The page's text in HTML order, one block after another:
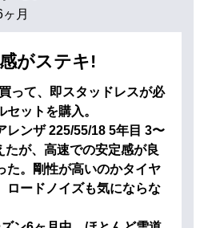
ヶ月
がステキ!
って、即スタッドレスが必
ットを購入。
レンザ 225/55/18 5年目 3〜
たが、高速での安定感が良
た。剛性が高いのかタイヤ
ロードノイズも気にならな